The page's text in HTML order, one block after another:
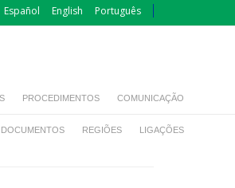
Español English Português
PROCEDIMENTOS COMUNICAÇÃO
DOCUMENTOS REGIÕES LIGAÇÕES